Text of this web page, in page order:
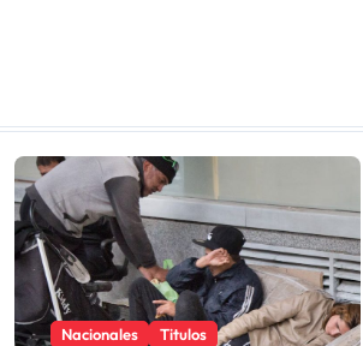
Nacionales Titulos